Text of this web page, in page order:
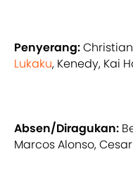
Penyerang:
Lukaku, Kenedy, Kai
Absen/Diragukan:
Marcos Alonso,